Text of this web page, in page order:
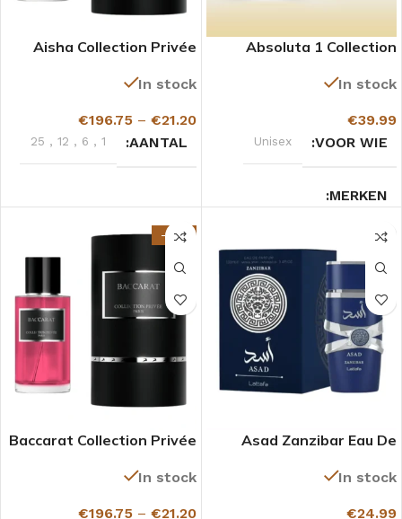
Absoluta 1 Collection
In stock
€39.99
VOOR WIE
Unisex
MERKEN
Collection Prestige
GEURTYPE
Houtachtig
Aisha Collection Privée
In stock
€21.20
–
€196.75
AANTAL
1
,
6
,
12
,
25
Asad Zanzibar Eau De
In stock
€24.99
-27%
Baccarat Collection Privée
In stock
€21.20
–
€196.75